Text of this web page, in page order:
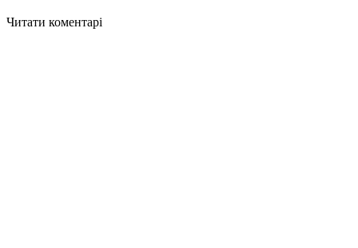
Читати коментарі